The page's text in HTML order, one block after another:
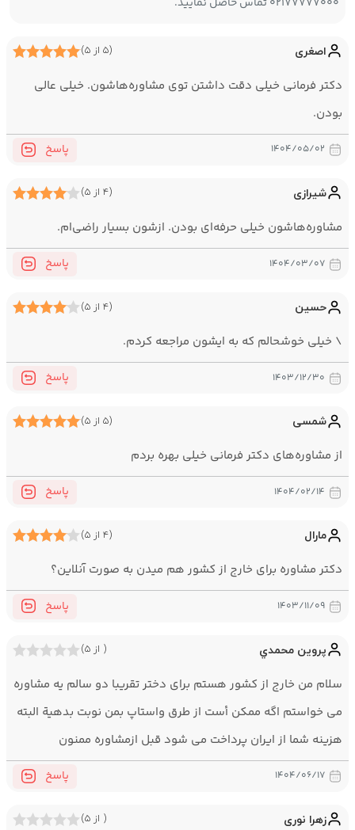
اصغری (۵ از ۵)
دکتر فرمانی خیلی دقت داشتن توی مشاوره‌هاشون. خیلی عالی
بودن.
۱۴۰۴/۰۵/۰۲ پاسخ
شیرازی (۴ از ۵)
مشاوره‌هاشون خیلی حرفه‌ای بودن. ازشون بسیار راضی‌ام.
۱۴۰۴/۰۳/۰۷ پاسخ
حسین (۴ از ۵)
\ خیلی خوشحالم که به ایشون مراجعه کردم.
۱۴۰۳/۱۲/۳۰ پاسخ
شمسی (۵ از ۵)
از مشاوره‌های دکتر فرمانی خیلی بهره بردم
۱۴۰۴/۰۲/۱۴ پاسخ
مارال (۴ از ۵)
دکتر مشاوره برای خارج از کشور هم میدن به صورت آنلاین؟
۱۴۰۳/۱۱/۰۹ پاسخ
پروين محمدي ( از ۵)
سلام من خارج از كشور هستم براي دختر تقريبا دو سالم يه مشاوره
مي خواستم اگه ممكن أست از طرق واستاپ بمن نوبت بدهية البته
هزينه شما از ايران پرداخت مي شود قبل ازمشاوره ممنون
۱۴۰۴/۰۶/۱۷ پاسخ
زهرا نوری ( از ۵)